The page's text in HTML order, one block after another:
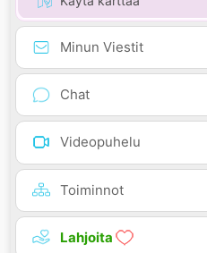
Minun Viestit
Chat
Videopuhelu
Toiminnot
Lahjoita